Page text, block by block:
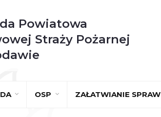
Powiatowa
Straży Pożarnej
OSP ZAŁATWIANIE SPRAW